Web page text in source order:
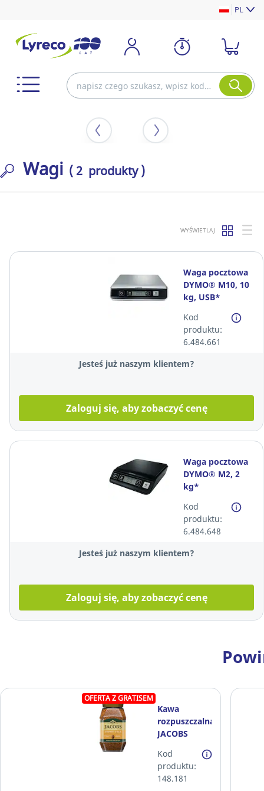
PL
Wagi ( 2 produkty )
WYŚWIETLAJ
Waga pocztowa
DYMO® M10, 10
kg, USB*
Kod
produktu:
6.484.661
Jesteś już naszym klientem?
Zaloguj się, aby zobaczyć cenę
Waga pocztowa
DYMO® M2, 2
kg*
Kod
produktu:
6.484.648
Jesteś już naszym klientem?
Zaloguj się, aby zobaczyć cenę
OFERTA Z GRATISEM
Kawa
rozpuszczalna
JACOBS
200 g
Kod
produktu:
148.181